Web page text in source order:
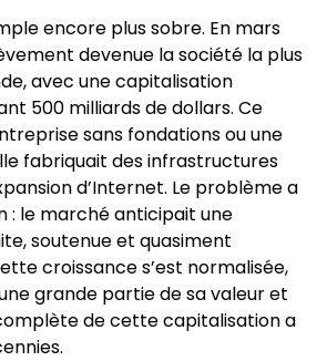
encore plus sobre. En mars
devenue la société la plus
avec une capitalisation
500 milliards de dollars. Ce
sans fondations ou une
fabriquait des infrastructures
d’Internet. Le problème a
: le marché anticipait une
soutenue et quasiment
croissance s’est normalisée,
grande partie de sa valeur et
de cette capitalisation a